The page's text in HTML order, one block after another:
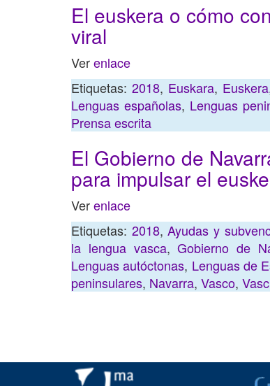
El euskera o cómo
viral
Verenlace
Etiquetas: 2018, Euskara, Euskera
Lenguas españolas, Lenguas
Prensa escrita
El Gobierno de
para impulsar el
Verenlace
Etiquetas: 2018,Ayudas y
la lengua vasca,Gobierno de
Lenguas autóctonas, Lenguas de
peninsulares, Navarra, Vasco,